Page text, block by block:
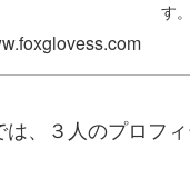
す
は、３人のプロフ